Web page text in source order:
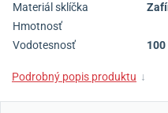
Materiál sklíčka
Hmotnosť
Vodotesnosť
100
Podrobný popis produktu ↓